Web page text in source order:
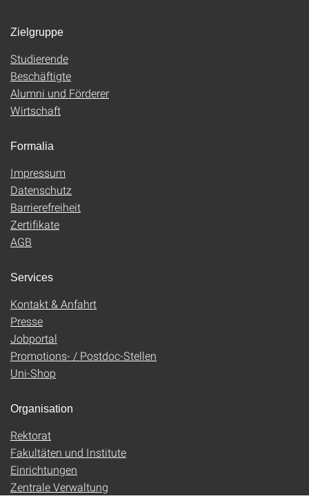
Zielgruppe
Studierende
Beschäftigte
Alumni und Förderer
Wirtschaft
Formalia
Impressum
Datenschutz
Barrierefreiheit
Zertifikate
AGB
Services
Kontakt & Anfahrt
Presse
Jobportal
Promotions- / Postdoc-Stellen
Uni-Shop
Organisation
Rektorat
Fakultäten und Institute
Einrichtungen
Zentrale Verwaltung